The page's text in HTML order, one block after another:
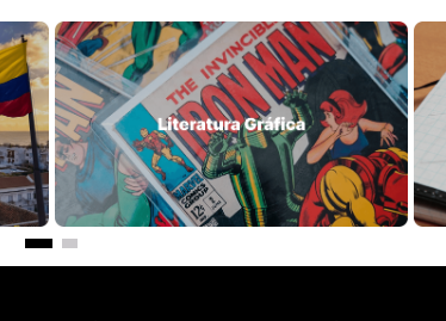
.000
SOBRE UN
BAUMAN
$ 79.200 99 000
PARA QUE SIRVE REALMENTE
ZYGMUNT BAUMAN